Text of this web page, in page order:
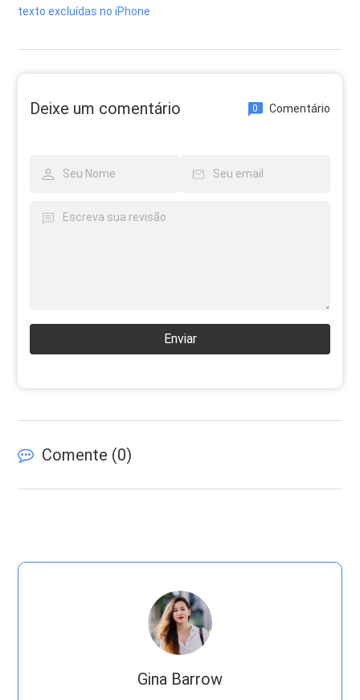
texto excluídas no iPhone
Deixe um comentário 0 Comentário
Enviar
Comente (0)
Gina Barrow